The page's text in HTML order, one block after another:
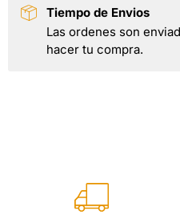
Tiempo de Envios
Las ordenes son
hacer tu compra.